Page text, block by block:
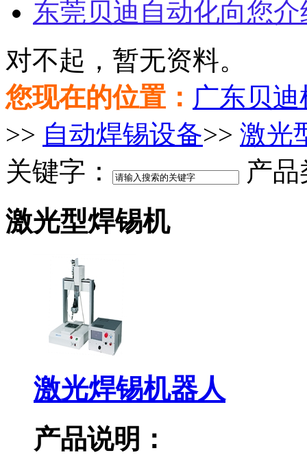
东莞贝迪自动化向您
对不起，暂无资料。
您现在的位置： 广东贝
>> 自动焊锡设备>> 激光
关键字：
产
激光型焊锡机
激光焊锡机器人
产品说明：